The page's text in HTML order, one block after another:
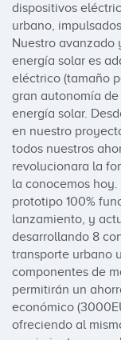
dispositivos
urbano,
Nuestro avanzado
energía solar es
eléctrico (tamaño
gran autonomía
energía solar.
en nuestro
todos nuestros
revolucionara la
la conocemos
prototipo 100%
lanzamiento, y
desarrollando 8
transporte urbano
componentes de
permitirán un
económico
ofreciendo al